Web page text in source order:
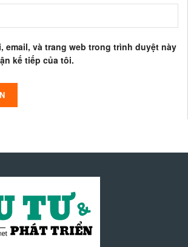
email, và trang web trong trình duyệt này
kế tiếp của tôi.